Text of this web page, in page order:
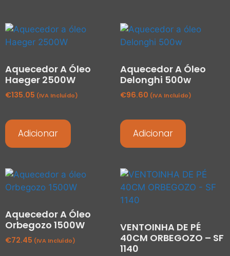
Aquecedor A Óleo
Haeger 2500W
€135.05 (IVA Incluído)
Adicionar
Aquecedor A Óleo
Delonghi 500w
€96.60 (IVA Incluído)
Adicionar
Aquecedor A Óleo
Orbegozo 1500W
€72.45 (IVA Incluído)
VENTOINHA DE PÉ
40CM ORBEGOZO – SF
1140